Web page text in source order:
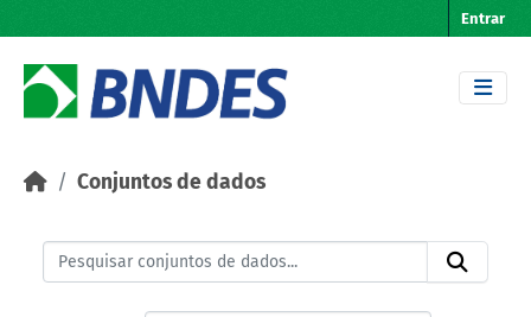
Entrar
Conjuntos de dados